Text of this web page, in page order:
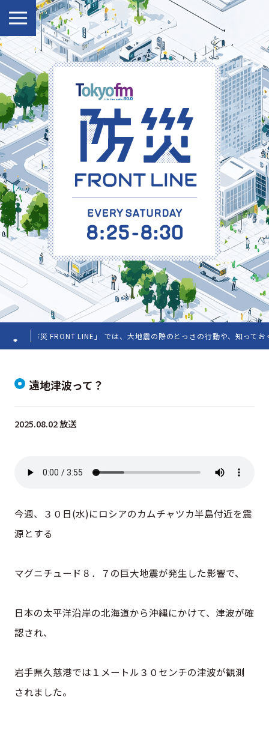
防災 FRONT LINE」 では、大地震の際のとっさの行動や、知っておくと
遠地津波って？
2025.08.02 放送
今週、３０日(水)にロシアのカムチャツカ半島付近を震
源とする
マグニチュード８．７の巨大地震が発生した影響で、
日本の太平洋沿岸の北海道から沖縄にかけて、津波が確
認され、
岩手県久慈港では１メートル３０センチの津波が観測
されました。